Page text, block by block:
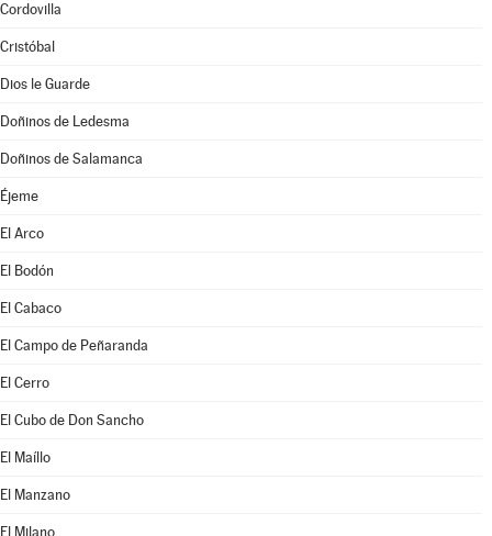
Cordovilla
Cristóbal
Dios le Guarde
Doñinos de Ledesma
Doñinos de Salamanca
Éjeme
El Arco
El Bodón
El Cabaco
El Campo de Peñaranda
El Cerro
El Cubo de Don Sancho
El Maíllo
El Manzano
El Milano